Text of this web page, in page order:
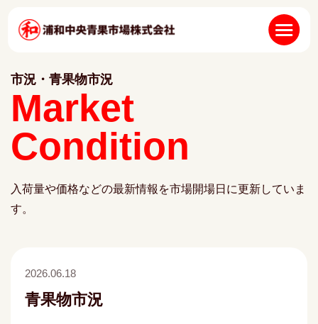
市況・青果物市況
Market
Condition
入荷量や価格などの最新情報を市場開場日に更新していま
す。
2026.06.18
青果物市況